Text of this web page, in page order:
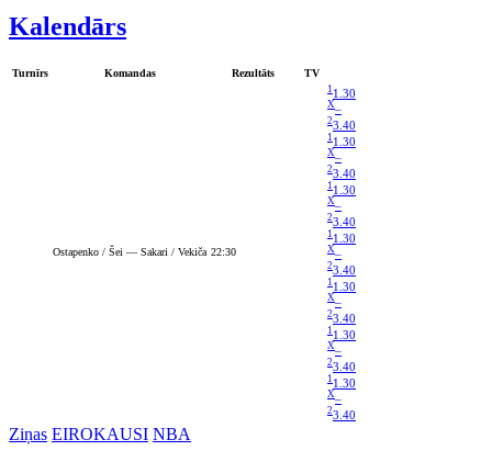
Kalendārs
Turnīrs Komandas Rezultāts TV
Ostapenko / Šei — Sakari / Vekiča 22:30
1 1.30
X–
23.40
1 1.30
X–
23.40
1 1.30
X–
23.40
1 1.30
X–
23.40
1 1.30
X–
23.40
1 1.30
X–
23.40
1 1.30
X–
23.40
Ziņas EIROKAUSI NBA